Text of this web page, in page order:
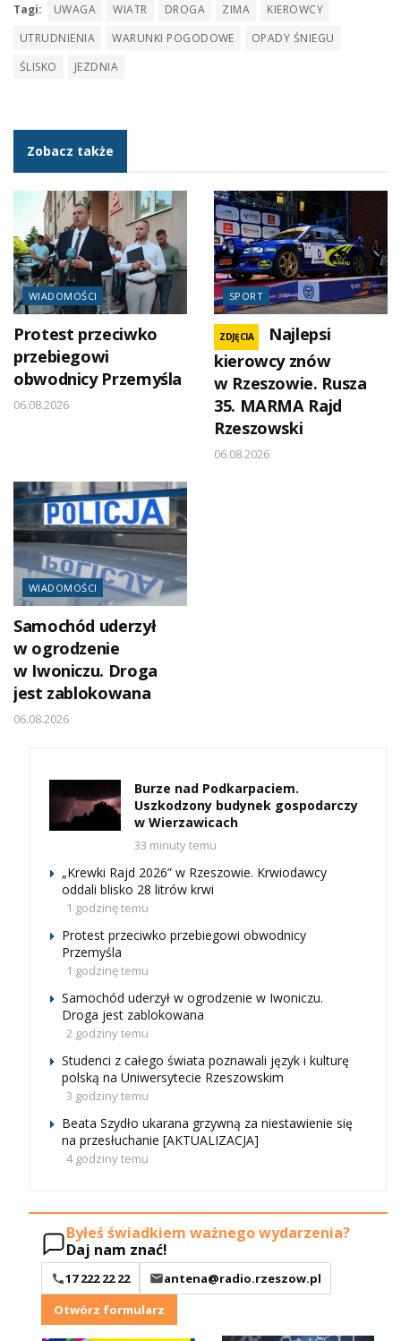
Tagi: UWAGA WIATR DROGA ZIMA
KIEROWCY
UTRUDNIENIA
WARUNKI POGODOWE
OPADY ŚNIEGU
ŚLISKO
JEZDNIA
Zobacz także
WIADOMOŚCI
Protest przeciwko
przebiegowi
obwodnicy Przemyśla
06.08.2026
SPORT
ZDJĘCIA
Najlepsi
kierowcy znów
w Rzeszowie. Rusza
35. MARMA Rajd
Rzeszowski
06.08.2026
WIADOMOŚCI
Samochód uderzył
w ogrodzenie
w Iwoniczu. Droga
jest zablokowana
06.08.2026
Burze nad Podkarpaciem.
Uszkodzony budynek gospodarczy
w Wierzawicach
33 minuty temu
„Krewki Rajd 2026” w Rzeszowie. Krwiodawcy
oddali blisko 28 litrów krwi
1 godzinę temu
Protest przeciwko przebiegowi obwodnicy
Przemyśla
1 godzinę temu
Samochód uderzył w ogrodzenie w Iwoniczu.
Droga jest zablokowana
2 godziny temu
Studenci z całego świata poznawali język i kulturę
polską na Uniwersytecie Rzeszowskim
3 godziny temu
Beata Szydło ukarana grzywną za niestawienie się
na przesłuchanie [AKTUALIZACJA]
4 godziny temu
Byłeś świadkiem ważnego wydarzenia?
Daj nam znać!
17 222 22 22
antena@radio.rzeszow.pl
Otwórz formularz